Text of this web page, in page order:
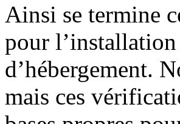
Ainsi se termine
pour
d’hébergement.
mais ces